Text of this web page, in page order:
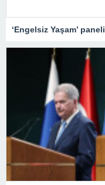
‘Engelsiz Yaşam’ paneli